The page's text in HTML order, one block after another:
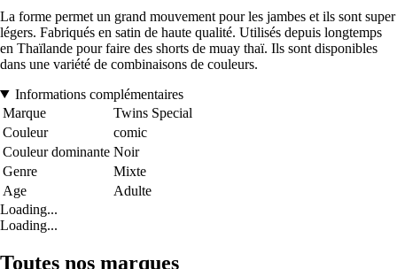
La forme permet un grand mouvement pour les jambes et ils sont super
légers. Fabriqués en satin de haute qualité. Utilisés depuis longtemps
en Thaïlande pour faire des shorts de muay thaï. Ils sont disponibles
dans une variété de combinaisons de couleurs.
Informations complémentaires
Marque
Twins Special
Couleur
comic
Couleur dominante Noir
Genre
Mixte
Age
Adulte
Loading...
Loading...
Toutes nos marques